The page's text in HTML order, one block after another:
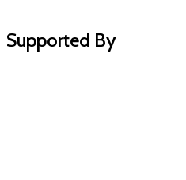
Supported By